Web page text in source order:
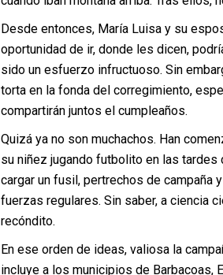
Desde entonces, María Luisa y su
oportunidad de ir, donde les dicen,
sido un esfuerzo infructuoso. Sin
torta en la fonda del corregimiento,
compartirán juntos el cumpleaños.
Quizá ya no son muchachos. Han
su niñez jugando futbolito en las
cargar un fusil, pertrechos de campaña
fuerzas regulares. Sin saber, a ciencia
recóndito.
En ese orden de ideas, valiosa la
incluye a los municipios de Barbacoas,